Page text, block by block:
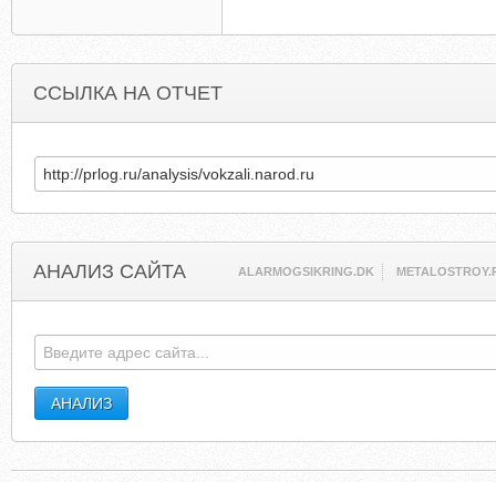
ССЫЛКА НА ОТЧЕТ
АНАЛИЗ САЙТА ALARMOGSIKRING.DK